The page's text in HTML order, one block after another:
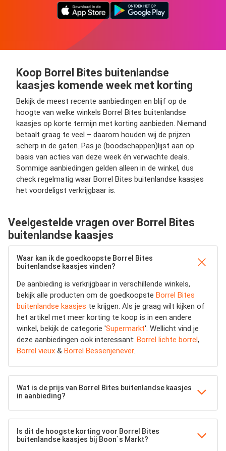
Koop Borrel Bites buitenlandse
kaasjes komende week met korting
Bekijk de meest recente aanbiedingen en blijf op de
hoogte van welke winkels Borrel Bites buitenlandse
kaasjes op korte termijn met korting aanbieden. Niemand
betaalt graag te veel – daarom houden wij de prijzen
scherp in de gaten. Pas je (boodschappen)lijst aan op
basis van acties van deze week én verwachte deals.
Sommige aanbiedingen gelden alleen in de winkel, dus
check regelmatig waar Borrel Bites buitenlandse kaasjes
het voordeligst verkrijgbaar is.
Veelgestelde vragen over Borrel Bites
buitenlandse kaasjes
Waar kan ik de goedkoopste Borrel Bites
buitenlandse kaasjes vinden?
De aanbieding is verkrijgbaar in verschillende winkels,
bekijk alle producten om de goedkoopste Borrel Bites
buitenlandse kaasjes te krijgen. Als je graag wilt kijken of
het artikel met meer korting te koop is in een andere
winkel, bekijk de categorie 'Supermarkt'. Wellicht vind je
deze aanbiedingen ook interessant: Borrel lichte borrel,
Borrel vieux & Borrel Bessenjenever.
Wat is de prijs van Borrel Bites buitenlandse kaasjes
in aanbieding?
Is dit de hoogste korting voor Borrel Bites
buitenlandse kaasjes bij Boon`s Markt?